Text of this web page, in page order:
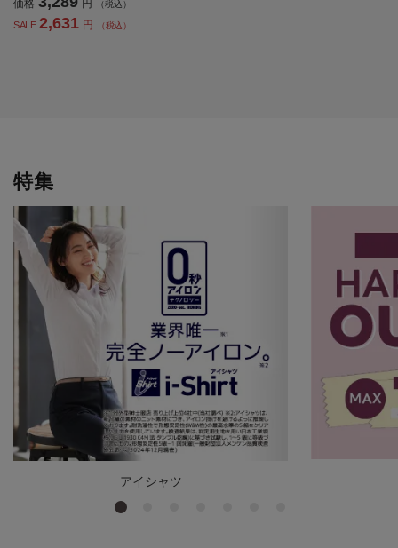
価格 円 （税込）
SALE 2,631 円 （税込）
特集
アイシャツ